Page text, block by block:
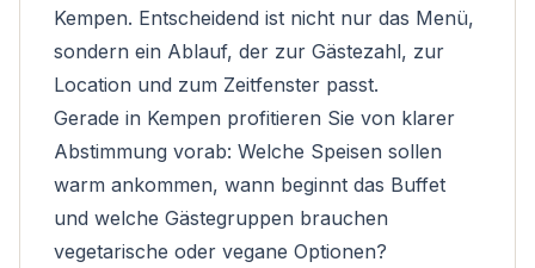
Kempen. Entscheidend ist nicht nur das Menü,
sondern ein Ablauf, der zur Gästezahl, zur
Location und zum Zeitfenster passt.
Gerade in Kempen profitieren Sie von klarer
Abstimmung vorab: Welche Speisen sollen
warm ankommen, wann beginnt das Buffet
und welche Gästegruppen brauchen
vegetarische oder vegane Optionen?